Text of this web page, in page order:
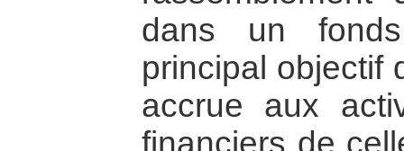
dans un
principal objectif
accrue aux
financiers de